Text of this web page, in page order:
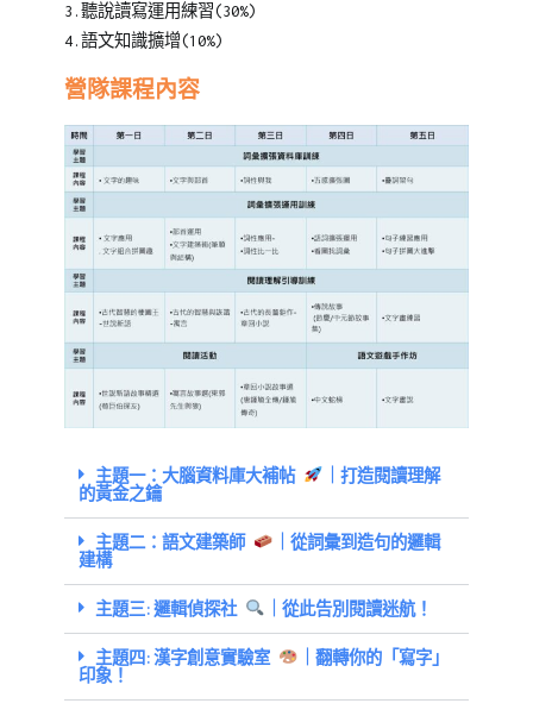
3.聽說讀寫運用練習(30%)
4.語文知識擴增(10%)
營隊課程內容
主題一：大腦資料庫大補帖
｜打造閱讀理解
的黃金之鑰
主題二：語文建築師
｜從詞彙到造句的邏輯
建構
主題三:邏輯偵探社 ｜從此告別閱讀迷航！
主題四:漢字創意實驗室
｜翻轉你的「寫字」
印象！